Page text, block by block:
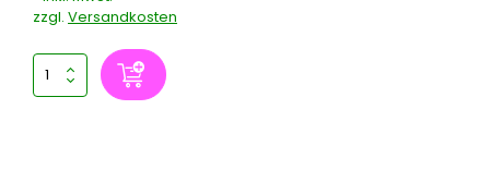
zzgl. Versandkosten